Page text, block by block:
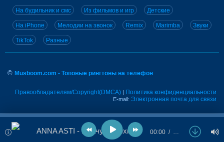
На будильник и смс Из фильмов и игр Детские
На iPhone Мелодии на звонок Remix Marimba Звуки
TikTok Разные
© Musboom.com - Топовые рингтоны на телефон
Правообладателям/Copyright(DMCA) | Политика конфиденциальности
E-mail: Электронная почта для связи
ANNA ASTI - Плачу на техно 00:00 …